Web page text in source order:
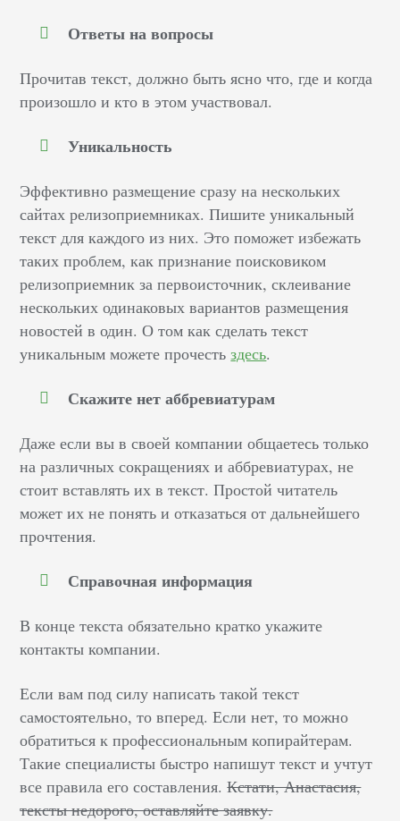
Ответы на вопросы
Прочитав текст, должно быть ясно что, где и когда
произошло и кто в этом участвовал.
Уникальность
Эффективно размещение сразу на нескольких
сайтах релизоприемниках. Пишите уникальный
текст для каждого из них. Это поможет избежать
таких проблем, как признание поисковиком
релизоприемник за первоисточник, склеивание
нескольких одинаковых вариантов размещения
новостей в один. О том как сделать текст
уникальным можете прочесть здесь.
Скажите нет аббревиатурам
Даже если вы в своей компании общаетесь только
на различных сокращениях и аббревиатурах, не
стоит вставлять их в текст. Простой читатель
может их не понять и отказаться от дальнейшего
прочтения.
Справочная информация
В конце текста обязательно кратко укажите
контакты компании.
Если вам под силу написать такой текст
самостоятельно, то вперед. Если нет, то можно
обратиться к профессиональным копирайтерам.
Такие специалисты быстро напишут текст и учтут
все правила его составления.Кстати, Анастасия,
тексты недорого, оставляйте заявку.